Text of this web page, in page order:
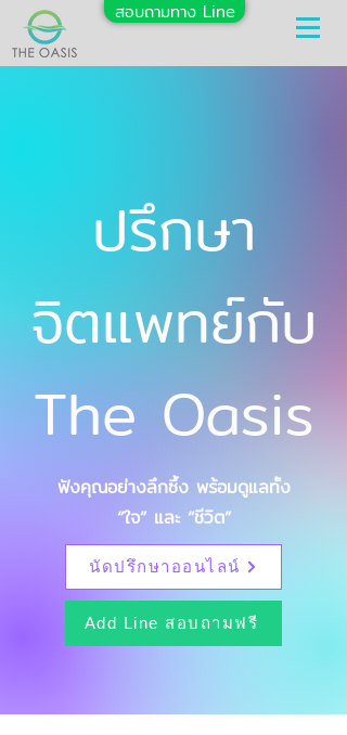
สอบถามทาง Line
ปรึกษา
จิตแพทย์กับ
The Oasis
ฟังคุณอย่างลึกซึ้ง พร้อมดูแลทั้ง
“ใจ” และ “ชีวิต”
นัดปรึกษาออนไลน์
Add Line สอบถามฟรี